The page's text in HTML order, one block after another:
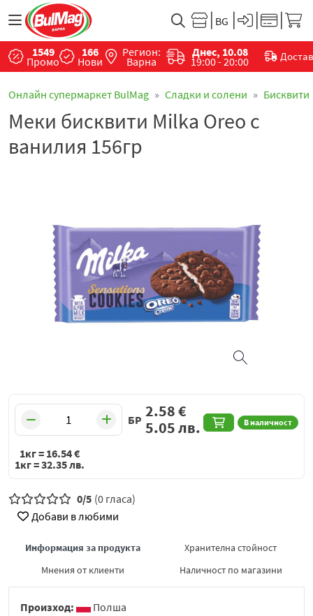
1549
Промо
166
Нови
Регион:
Варна
Днес, 10.08
19:00 - 20:00
Онлайн супермаркет BulMag Сладки и солени Бисквити
Меки бисквити Milka Oreo с
ванилия 156гр
БР В наличност
2.58€
5.05лв.
1кг = 16.54€
1кг =32.35лв.
0/5 (0 гласа)
Добави в любими
Информация за продукта
Хранителна стойност
Мнения от клиенти
Наличност по магазини
Произход:
Полша